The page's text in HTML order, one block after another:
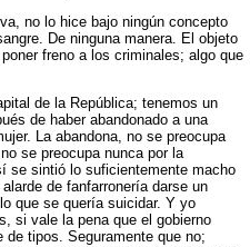
no lo hice bajo ningún concepto
De ninguna manera. El objeto
freno a los criminales; algo que
de la República; tenemos un
de haber abandonado a una
La abandona, no se preocupa
se preocupa nunca por la
se sintió lo suficientemente macho
de fanfarronería darse un
que se quería suicidar. Y yo
si vale la pena que el gobierno
tipos. Seguramente que no;